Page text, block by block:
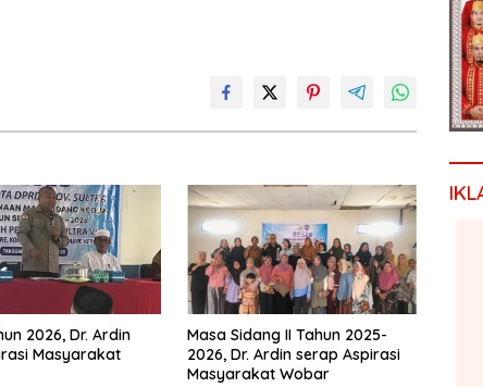
2026, Dr. Ardin
Masyarakat
Masa Sidang II Tahun 2025-
2026, Dr. Ardin serap Aspirasi
Masyarakat Wobar